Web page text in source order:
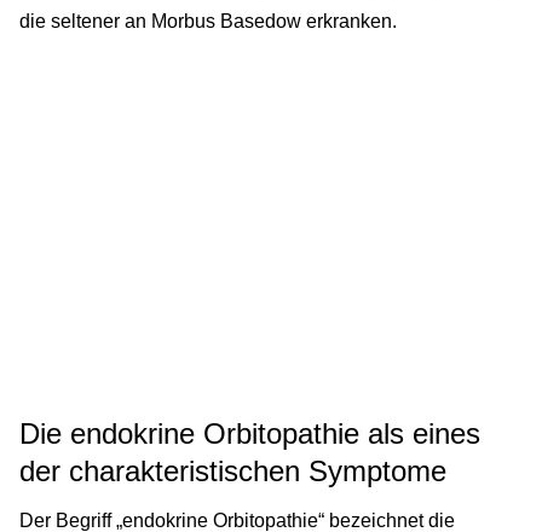
die seltener an Morbus Basedow erkranken.
Die endokrine Orbitopathie als eines
der charakteristischen Symptome
Der Begriff „endokrine Orbitopathie“ bezeichnet die